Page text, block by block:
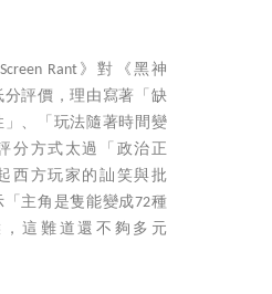
Rant》對《黑神
評價，理由寫著「缺
、「玩法隨著時間變
分方式太過「政治正
西方玩家的訕笑與批
主角是隻能變成72種
這難道還不夠多元